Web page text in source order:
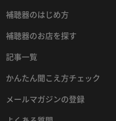
補聴器のはじめ方
補聴器のお店を探す
記事一覧
かんたん聞こえ方チェック
メールマガジンの登録